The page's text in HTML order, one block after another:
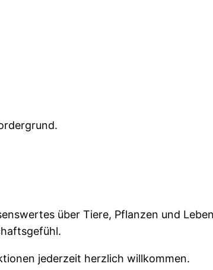
über Tiere, Pflanzen und
jederzeit herzlich willkommen.